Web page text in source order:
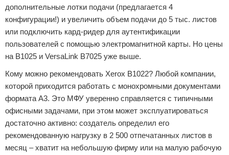
дополнительные лотки подачи (предлагается 4
конфигурации!) и увеличить объем подачи до 5 тыс. листов
или подключить кард-ридер для аутентификации
пользователей с помощью электромагнитной карты. Но цены
на B1025 и VersaLink B7025 уже выше.
Кому можно рекомендовать Xerox B1022? Любой компании,
которой приходится работать с монохромными документами
формата А3. Это МФУ уверенно справляется с типичными
офисными задачами, при этом может эксплуатироваться
достаточно активно: создатель определил его
рекомендованную нагрузку в 2 500 отпечатанных листов в
месяц – хватит на небольшую фирму или на малую рабочую